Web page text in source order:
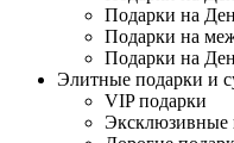
Подарки на
Подарки на
Подарки на
Элитные подарки и
VIP подарки
Эксклюзивные